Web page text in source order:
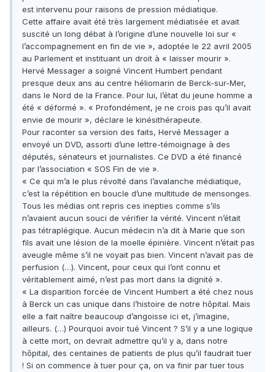
est intervenu pour raisons de pression médiatique.
Cette affaire avait été très largement médiatisée et avait
suscité un long débat à l’origine d’une nouvelle loi sur «
l’accompagnement en fin de vie », adoptée le 22 avril 2005
au Parlement et instituant un droit à « laisser mourir ».
Hervé Messager a soigné Vincent Humbert pendant
presque deux ans au centre héliomarin de Berck-sur-Mer,
dans le Nord de la France. Pour lui, l’état du jeune homme a
été « déformé ». « Profondément, je ne crois pas qu’il avait
envie de mourir », déclare le kinésithérapeute.
Pour raconter sa version des faits, Hervé Messager a
envoyé un DVD, assorti d’une lettre-témoignage à des
députés, sénateurs et journalistes. Ce DVD a été financé
par l’association « SOS Fin de vie ».
« Ce qui m’a le plus révolté dans l’avalanche médiatique,
c’est la répétition en boucle d’une multitude de mensonges.
Tous les médias ont repris ces inepties comme s’ils
n’avaient aucun souci de vérifier la vérité. Vincent n’était
pas tétraplégique. Aucun médecin n’a dit à Marie que son
fils avait une lésion de la moelle épinière. Vincent n’était pas
aveugle même s’il ne voyait pas bien. Vincent n’avait pas de
perfusion (…). Vincent, pour ceux qui l’ont connu et
véritablement aimé, n’est pas mort dans la dignité ».
« La disparition forcée de Vincent Humbert a été chez nous
à Berck un cas unique dans l’histoire de notre hôpital. Mais
elle a fait naître beaucoup d’angoisse ici et, j’imagine,
ailleurs. (…) Pourquoi avoir tué Vincent ? S’il y a une logique
à cette mort, on devrait admettre qu’il y a, dans notre
hôpital, des centaines de patients de plus qu’il faudrait tuer
! Si on commence à tuer pour ça, on va finir par tuer tous